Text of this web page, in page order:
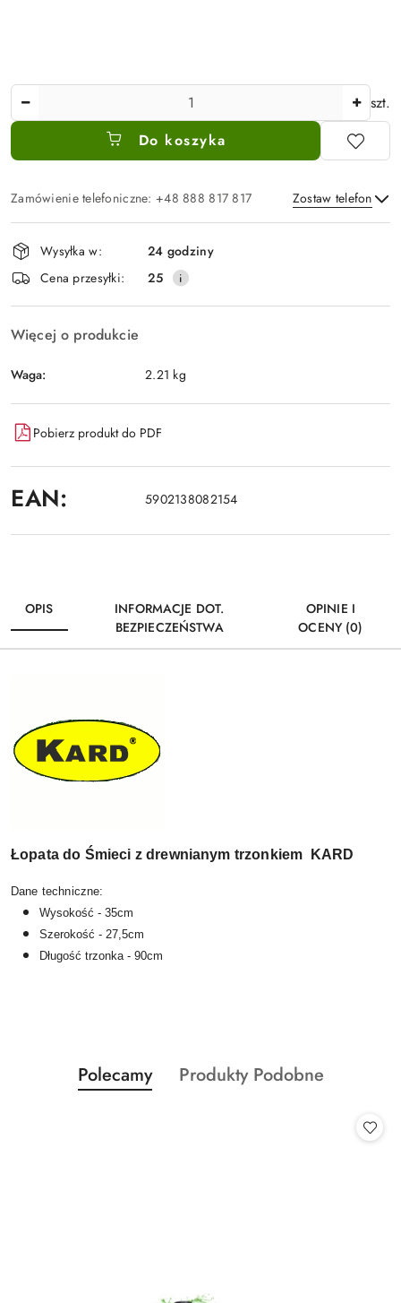
szt.
Do koszyka
Zamówienie telefoniczne: +48 888 817 817 Zostaw telefon
Wyślij
Dostępność
i
dostawa
Wysyłka w:
24 godziny
Cena przesyłki:
25
Więcej o produkcie
Waga: 2.21 kg
Pobierz produkt do PDF
EAN: 5902138082154
OPIS
INFORMACJE DOT.
BEZPIECZEŃSTWA
OPINIE I
OCENY (0)
Łopata do Śmieci z drewnianym trzonkiem KARD
Dane techniczne:
Wysokość - 35cm
Szerokość - 27,5cm
Długość trzonka - 90cm
Pomiń karuzelę produktów
Produkty
o
Polecamy
Produkty
Produkty Podobne